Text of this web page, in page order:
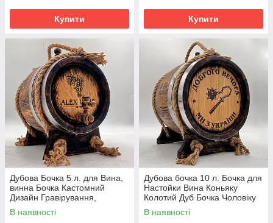
Купити Купити
Дубова Бочка 5 л. для Вина,
винна Бочка Кастомний
Дизайн Гравірування,
Подарунок Братові Бочка на
День Народження
В наявності
Дубова бочка 10 л. Бочка для
Настойки Вина Коньяку
Колотий Дуб Бочка Чоловіку
Подарунок Брату
В наявності